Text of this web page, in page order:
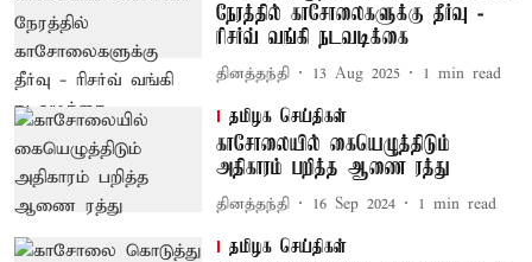
நேரத்தில் காசோலைகளுக்கு தீர்வு -
ரிசர்வ் வங்கி நடவடிக்கை
தினத்தந்தி 13 Aug 2025 1 min read
தமிழக செய்திகள்
காசோலையில் கையெழுத்திடும்
அதிகாரம் பறித்த ஆணை ரத்து
தினத்தந்தி 16 Sep 2024 1 min read
தமிழக செய்திகள்